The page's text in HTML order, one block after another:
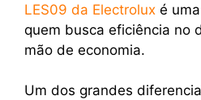
LES09 da Electrolux é
quem busca eficiência no
mão de economia.
Um dos grandes